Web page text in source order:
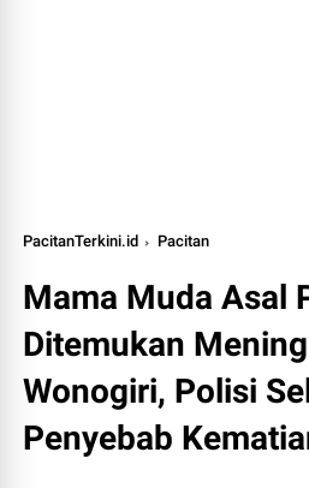
PacitanTerkini.id Pacitan
Mama Muda Asal
Ditemukan
Wonogiri, Polisi
Penyebab